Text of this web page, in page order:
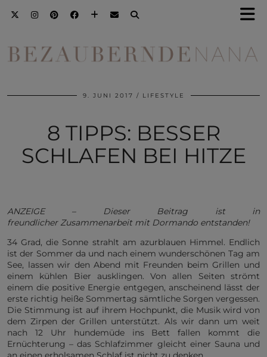
9. JUNI 2017 LIFESTYLE
8 TIPPS: BESSER
SCHLAFEN BEI HITZE
ANZEIGE – Dieser Beitrag ist in
freundlicher Zusammenarbeit mit Dormando entstanden!
34 Grad, die Sonne strahlt am azurblauen Himmel. Endlich
ist der Sommer da und nach einem wunderschönen Tag am
See, lassen wir den Abend mit Freunden beim Grillen und
einem kühlen Bier ausklingen. Von allen Seiten strömt
einem die positive Energie entgegen, anscheinend lässt der
erste richtig heiße Sommertag sämtliche Sorgen vergessen.
Die Stimmung ist auf ihrem Hochpunkt, die Musik wird von
dem Zirpen der Grillen unterstützt. Als wir dann um weit
nach 12 Uhr hundemüde ins Bett fallen kommt die
Ernüchterung – das Schlafzimmer gleicht einer Sauna und